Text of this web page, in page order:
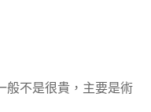
般不是很貴，主要是術